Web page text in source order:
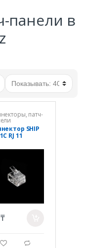
панели в
патч-
SHIP
RJ 11
g d